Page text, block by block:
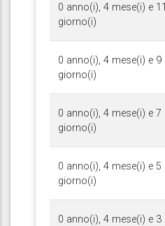
0 anno(i), 4 mese(i) e 11
giorno(i)
0 anno(i), 4 mese(i) e 9
giorno(i)
0 anno(i), 4 mese(i) e 7
giorno(i)
0 anno(i), 4 mese(i) e 5
giorno(i)
0 anno(i), 4 mese(i) e 3